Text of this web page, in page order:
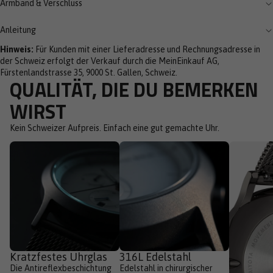
Armband & Verschluss
Anleitung
Hinweis: Für Kunden mit einer Lieferadresse und Rechnungsadresse in
der Schweiz erfolgt der Verkauf durch die MeinEinkauf AG,
Fürstenlandstrasse 35, 9000 St. Gallen, Schweiz.
QUALITÄT, DIE DU BEMERKEN
WIRST
Kein Schweizer Aufpreis. Einfach eine gut gemachte Uhr.
Kratzfestes Uhrglas
Die Antireflexbeschichtung
316L Edelstahl
Edelstahl in chirurgischer